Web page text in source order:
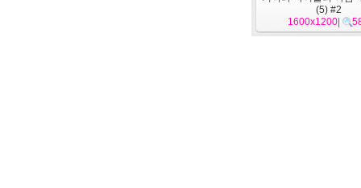
(5) #2
1600x1200